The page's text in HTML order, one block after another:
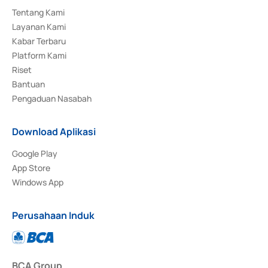
Tentang Kami
Layanan Kami
Kabar Terbaru
Platform Kami
Riset
Bantuan
Pengaduan Nasabah
Download Aplikasi
Google Play
App Store
Windows App
Perusahaan Induk